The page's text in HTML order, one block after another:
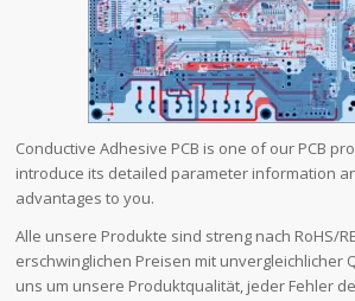
Conductive Adhesive PCB is one of our PCB
introduce its detailed parameter information
advantages to you.
Alle unsere Produkte sind streng nach RoHS/
erschwinglichen Preisen mit unvergleichlicher
uns um unsere Produktqualität, jeder Fehler